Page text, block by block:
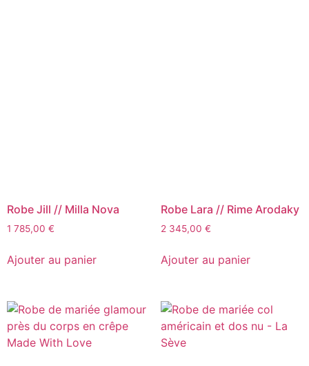
Robe Jill // Milla Nova
1 785,00 €
Ajouter au panier
Robe Lara // Rime Arodaky
2 345,00 €
Ajouter au panier